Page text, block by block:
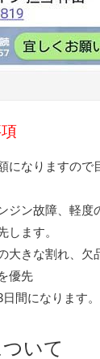
になりますので
ジン故障、軽度
します。
大きな割れ、欠
優先
間になります。
いて